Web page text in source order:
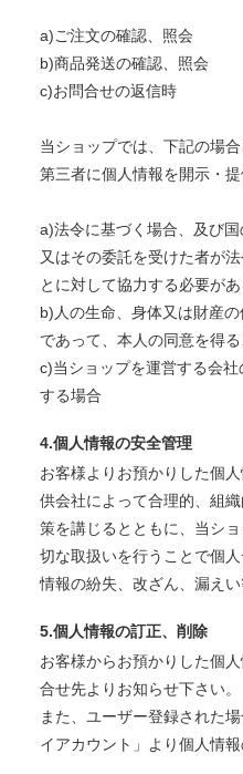
a)ご注文の確認、照会
b)商品発送の確認、照会
c)お問合せの返信時
当ショップでは、下記の場
第三者に個人情報を開示・
a)法令に基づく場合、及び
又はその委託を受けた者が
とに対して協力する必要が
b)人の生命、身体又は財産
であって、本人の同意を得
c)当ショップを運営する会
する場合
4.個人情報の安全管理
お客様よりお預かりした個
供会社によって合理的、組
策を講じるとともに、当シ
切な取扱いを行うことで個
情報の紛失、改ざん、漏え
5.個人情報の訂正、削除
お客様からお預かりした個
合せ先よりお知らせ下さい。
また、ユーザー登録された
イアカウント」より個人情報